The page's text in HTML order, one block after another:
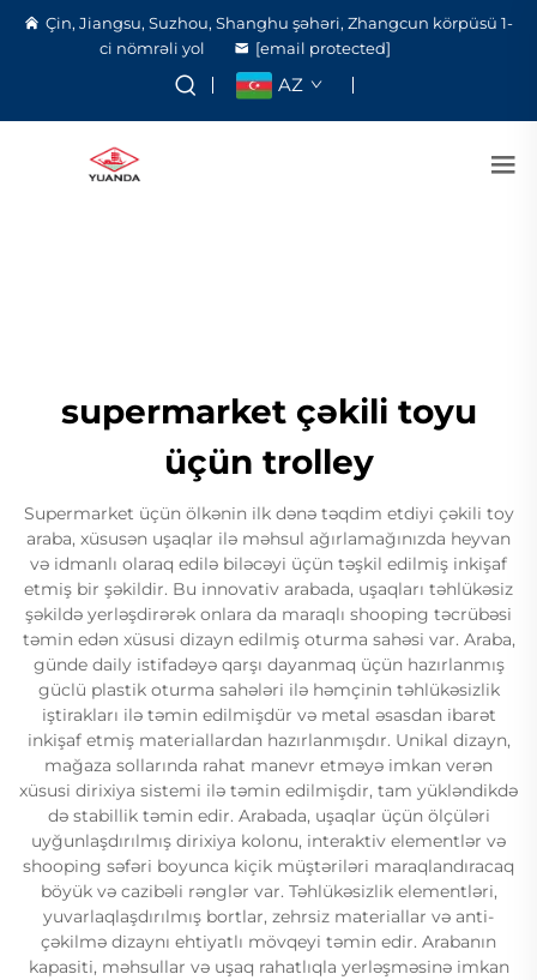
Çin, Jiangsu, Suzhou, Shanghu şəhəri, Zhangcun körpüsü 1-
ci nömrəli yol
[email protected]
AZ
supermarket çəkili toyu
üçün trolley
Supermarket üçün ölkənin ilk dənə təqdim etdiyi çəkili toy
araba, xüsusən uşaqlar ilə məhsul ağırlamağınızda heyvan
və idmanlı olaraq edilə biləcəyi üçün təşkil edilmiş inkişaf
etmiş bir şəkildir. Bu innovativ arabada, uşaqları təhlükəsiz
şəkildə yerləşdirərək onlara da maraqlı shooping təcrübəsi
təmin edən xüsusi dizayn edilmiş oturma sahəsi var. Araba,
günde daily istifadəyə qarşı dayanmaq üçün hazırlanmış
güclü plastik oturma sahələri ilə həmçinin təhlükəsizlik
iştirakları ilə təmin edilmişdür və metal əsasdan ibarət
inkişaf etmiş materiallardan hazırlanmışdır. Unikal dizayn,
mağaza sollarında rahat manevr etməyə imkan verən
xüsusi dirixiya sistemi ilə təmin edilmişdir, tam yükləndikdə
də stabillik təmin edir. Arabada, uşaqlar üçün ölçüləri
uyğunlaşdırılmış dirixiya kolonu, interaktiv elementlər və
shooping səfəri boyunca kiçik müştəriləri maraqlandıracaq
böyük və cazibəli rənglər var. Təhlükəsizlik elementləri,
yuvarlaqlaşdırılmış bortlar, zehrsiz materiallar və anti-
çəkilmə dizaynı ehtiyatlı mövqeyi təmin edir. Arabanın
kapasiti, məhsullar və uşaq rahatlıqla yerləşməsinə imkan